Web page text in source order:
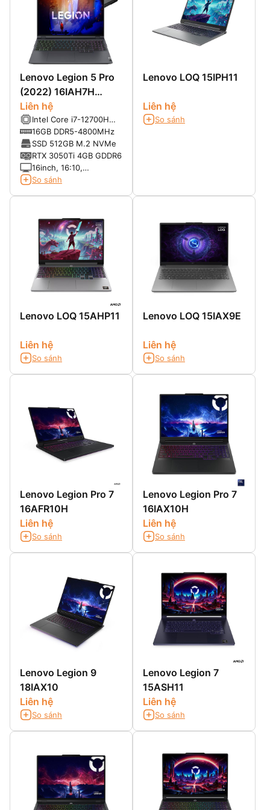
Lenovo Legion 5 Pro
(2022) 16IAH7H
(Core i7-12700H, RTX
3060, 16″ WQXGA
165Hz)
Liên hệ
Intel Core i7-12700H
(14 cores/ 20 Threads,
up to 4,70GHz, 24MB
Cache)
16GB DDR5-4800MHz
SSD 512GB M.2 NVMe
RTX 3050Ti 4GB GDDR6
16inch, 16:10,
WQXGA(2560x1600)
So sánh
Lenovo LOQ 15IPH11
Liên hệ
So sánh
Lenovo LOQ 15AHP11
Liên hệ
So sánh
Lenovo LOQ 15IAX9E
Liên hệ
So sánh
Lenovo Legion Pro 7
16AFR10H
Liên hệ
So sánh
Lenovo Legion Pro 7
16IAX10H
Liên hệ
So sánh
Lenovo Legion 9
18IAX10
Liên hệ
So sánh
Lenovo Legion 7
15ASH11
Liên hệ
So sánh